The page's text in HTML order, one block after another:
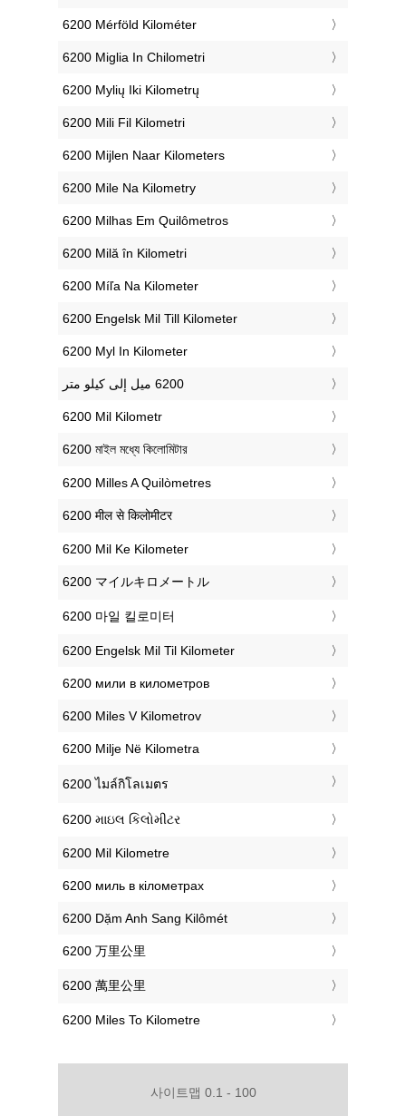
‎6200 Mérföld Kilométer
‎6200 Miglia In Chilometri
‎6200 Mylių Iki Kilometrų
‎6200 Mili Fil Kilometri
‎6200 Mijlen Naar Kilometers
‎6200 Mile Na Kilometry
‎6200 Milhas Em Quilômetros
‎6200 Milă în Kilometri
‎6200 Míľa Na Kilometer
‎6200 Engelsk Mil Till Kilometer
‎6200 Myl In Kilometer
‎6200 Mil Kilometr
‎6200 মাইল মধ্যে কিলোমিটার
‎6200 Milles A Quilòmetres
‎6200 मील से किलोमीटर
‎6200 Mil Ke Kilometer
‎6200 マイルキロメートル
‎6200 마일 킬로미터
‎6200 Engelsk Mil Til Kilometer
‎6200 мили в километров
‎6200 Miles V Kilometrov
‎6200 Milje Në Kilometra
‎6200 ไมล์กิโลเมตร
‎6200 માઇલ કિલોમીટર
‎6200 Mil Kilometre
‎6200 миль в кілометрах
‎6200 Dặm Anh Sang Kilômét
‎6200 万里公里
‎6200 萬里公里
‎6200 Miles To Kilometre
사이트맵 0.1 - 100